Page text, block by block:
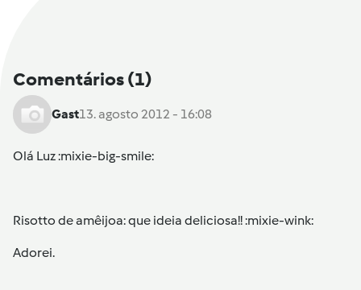
Comentários(1)
Gast13. agosto 2012 - 16:08
Olá Luz :mixie-big-smile:
Risotto de amêijoa: que ideia deliciosa!! :mixie-wink:
Adorei.